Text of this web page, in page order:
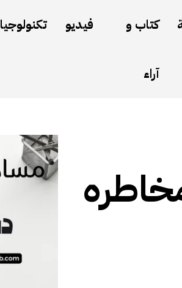
كتاب و
آراء
فيديو تكنولوجيا